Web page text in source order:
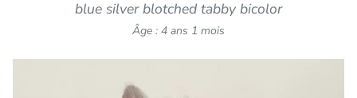
blue silver blotched tabby bicolor
Âge : 4 ans 1 mois